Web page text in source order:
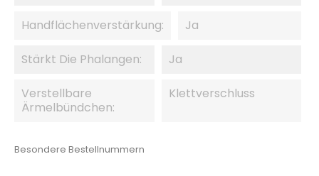
Handflächenverstärkung: Ja
Stärkt Die Phalangen: Ja
Verstellbare
Ärmelbündchen:
Klettverschluss
Besondere Bestellnummern